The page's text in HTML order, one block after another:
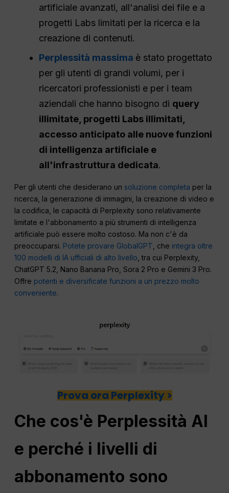
artificiale avanzati, all'analisi dei file e a
progetti Labs limitati per la ricerca e la
creazione di contenuti.
Perplessità massima è stato progettato
per gli utenti di grandi volumi, per i
ricercatori professionisti e per i team
aziendali che hanno bisogno di query
illimitate, progetti Labs illimitati,
accesso anticipato alle nuove funzioni
di intelligenza artificiale e
all'infrastruttura dedicata.
Per gli utenti che desiderano un soluzione completa per la
ricerca, la generazione di immagini, la creazione di video e
la codifica, le capacità di Perplexity sono relativamente
limitate e l'abbonamento a più strumenti di intelligenza
artificiale può essere molto costoso. Ma non c'è da
preoccuparsi. Potete provare GlobalGPT , che integra oltre
100 modelli di IA ufficiali di alto livello , tra cui Perplexity,
ChatGPT 5.2, Nano Banana Pro, Sora 2 Pro e Gemini 3 Pro.
Offre potenti e diversificate funzioni a un prezzo molto
conveniente.
Prova ora Perplexity >
Che cos'è Perplessità AI
e perché i livelli di
abbonamento sono